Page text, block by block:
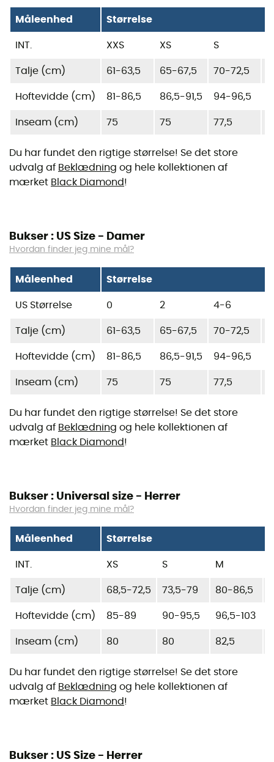
Måleenhed Størrelse
INT. XXS XS S
Talje (cm) 61-63,5 65-67,5 70-72,5
Hoftevidde (cm) 81-86,5 86,5-91,5 94-96,5
Inseam (cm) 75 75 77,5
Du har fundet den rigtige størrelse! Se det store
udvalg af Beklædning og hele kollektionen af
mærket Black Diamond!
Bukser : US Size - Damer
Hvordan finder jeg mine mål?
Måleenhed Størrelse
US Størrelse 0 2 4-6
Talje (cm) 61-63,5 65-67,5 70-72,5
Hoftevidde (cm) 81-86,5 86,5-91,5 94-96,5
Inseam (cm) 75 75 77,5
Du har fundet den rigtige størrelse! Se det store
udvalg af Beklædning og hele kollektionen af
mærket Black Diamond!
Bukser : Universal size - Herrer
Hvordan finder jeg mine mål?
Måleenhed Størrelse
INT. XS S M
Talje (cm) 68,5-72,5 73,5-79 80-86,5
Hoftevidde (cm) 85-89 90-95,5 96,5-103
Inseam (cm) 80 80 82,5
Du har fundet den rigtige størrelse! Se det store
udvalg af Beklædning og hele kollektionen af
mærket Black Diamond!
Bukser : US Size - Herrer